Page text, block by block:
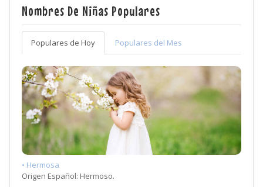
Nombres De Niñas Populares
Populares de Hoy Populares del Mes
• Hermosa
Origen Español: Hermoso.